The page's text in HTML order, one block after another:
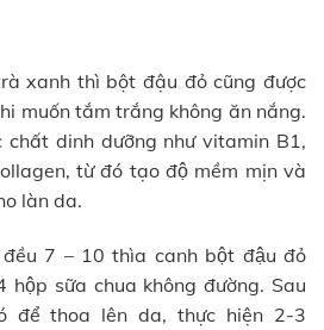
xanh thì bột đậu đỏ cũng được
muốn tắm trắng không ăn nắng.
dinh dưỡng như vitamin B1,
từ đó tạo độ mềm mịn và
làn da.
đều 7 – 10 thìa canh bột đậu đỏ
hộp sữa chua không đường. Sau
để thoa lên da, thực hiện 2-3